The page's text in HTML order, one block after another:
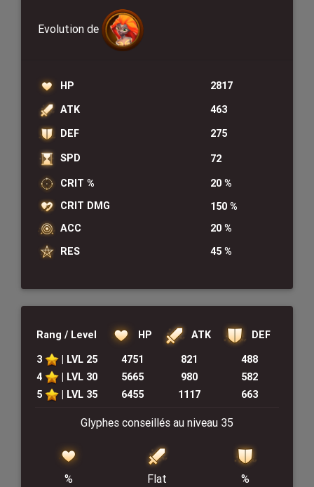
Evolution de
HP
2817
ATK
463
DEF
275
SPD
72
CRIT %
20 %
CRIT DMG
150 %
ACC
20 %
RES
45 %
Rang / Level HP ATK
DEF
3
| LVL 25 4751 821
488
4
| LVL 30 5665 980
582
5
| LVL 35 6455 1117 663
Glyphes conseillés au niveau 35
% Flat %